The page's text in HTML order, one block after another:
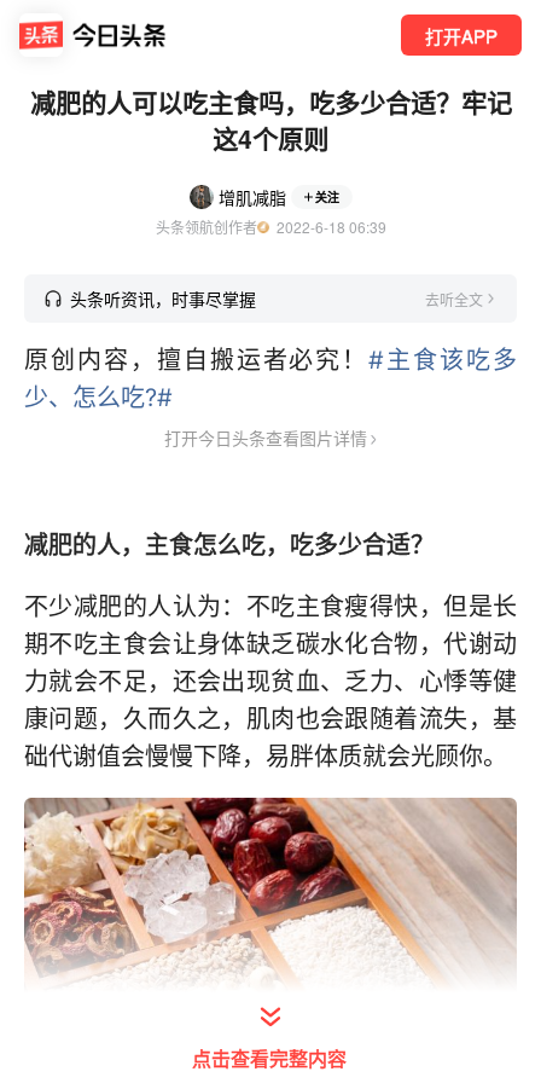
打开APP
减肥的人可以吃主食吗，吃多少合适？牢记
这4个原则
增肌减脂 关注
头条领航创作者
  2022-6-18 06:39
头条听资讯，时事尽掌握 去听全文
原创内容，擅自搬运者必究！#主食该吃多
少、怎么吃?#
打开今日头条查看图片详情
减肥的人，主食怎么吃，吃多少合适？
不少减肥的人认为：不吃主食瘦得快，但是长
期不吃主食会让身体缺乏碳水化合物，代谢动
力就会不足，还会出现贫血、乏力、心悸等健
康问题，久而久之，肌肉也会跟随着流失，基
础代谢值会慢慢下降，易胖体质就会光顾你。
点击查看完整内容